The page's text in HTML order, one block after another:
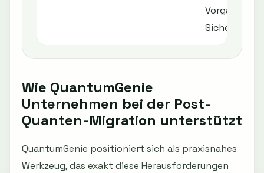
Vorgaben
Wie QuantumGenie
Unternehmen bei der Post-
Quanten-Migration unterstützt
QuantumGenie positioniert sich als praxisnahes
Werkzeug, das exakt diese Herausforderungen